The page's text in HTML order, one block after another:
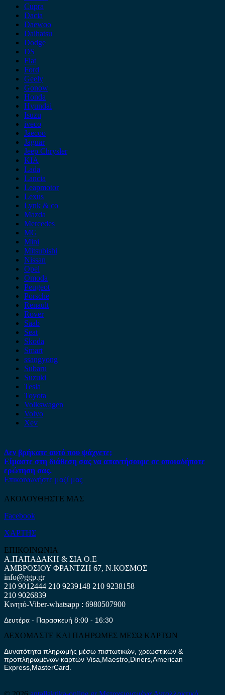
Cupra
Dacia
Daewoo
Daihatsu
Dodge
DS
Fiat
Ford
Geely
Gonow
Honda
Hyundai
Isuzu
iveco
Jaecoo
Jaguar
Jeep Chrysler
KIA
Lada
Lancia
Leapmotor
Lexus
Lynk & co
Mazda
Mercedes
MG
Mini
Mitsubishi
Nissan
Opel
Omoda
Peugeot
Porsche
Renault
Rover
Saab
Seat
Skoda
Smart
ssangyong
Subaru
Suzuki
Tesla
Toyota
Volkswagen
Volvo
Xev
Δεν βρήκατε αυτό που ψάχνετε;
Είμαστε στη διάθεση σας να απαντήσουμε σε οποιαδήποτε
ερώτηση σας.
Επικοινωνήστε μαζί μας
ΑΚΟΛΟΥΘΗΣΤΕ ΜΑΣ
Facebook
ΧΑΡΤΗΣ
ΕΠΙΚΟΙΝΩΝΙΑ
Α.ΠΑΠΑΔΑΚΗ & ΣΙΑ Ο.Ε
ΑΜΒΡΟΣΙΟΥ ΦΡΑΝΤΖΗ 67, Ν.ΚΟΣΜΟΣ
info@ggp.gr
210 9012444 210 9239148 210 9238158
210 9026839
Κινητό-Viber-whatsapp : 6980507900
Δευτέρα - Παρασκευή 8:00 - 16:30
ΔΕΧΟΜΑΣΤΕ ΚΑΙ ΠΛΗΡΩΜΕΣ ΜΕΣΩ ΚΑΡΤΩΝ
Δυνατότητα πληρωμής μέσω πιστωτικών, χρεωστικών &
προπληρωμένων καρτών Visa,Maestro,Diners,American
Express,MasterCard.